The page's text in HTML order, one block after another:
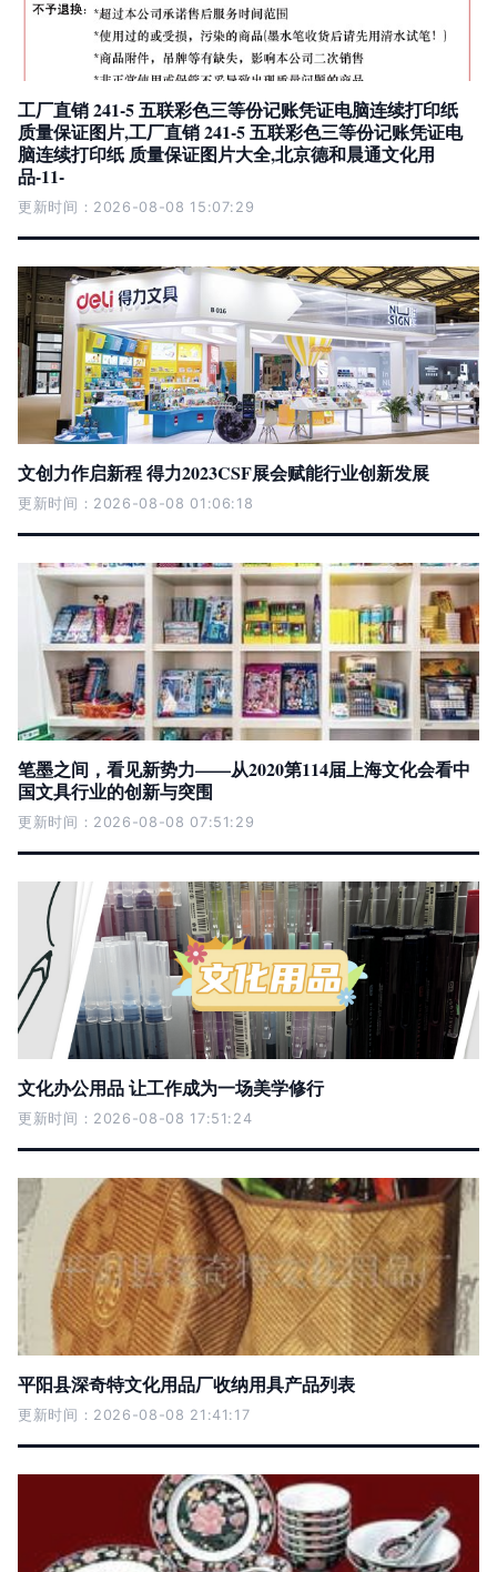
工厂直销 241-5 五联彩色三等份记账凭证电脑连续打印纸
质量保证图片,工厂直销 241-5 五联彩色三等份记账凭证电
脑连续打印纸 质量保证图片大全,北京德和晨通文化用
品-11-
更新时间：2026-08-08 15:07:29
文创力作启新程 得力2023CSF展会赋能行业创新发展
更新时间：2026-08-08 01:06:18
笔墨之间，看见新势力——从2020第114届上海文化会看中
国文具行业的创新与突围
更新时间：2026-08-08 07:51:29
文化办公用品 让工作成为一场美学修行
更新时间：2026-08-08 17:51:24
平阳县深奇特文化用品厂收纳用具产品列表
更新时间：2026-08-08 21:41:17